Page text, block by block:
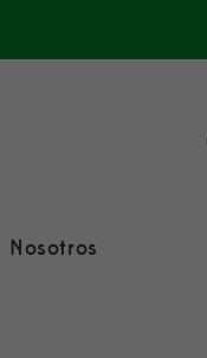
Nosotros